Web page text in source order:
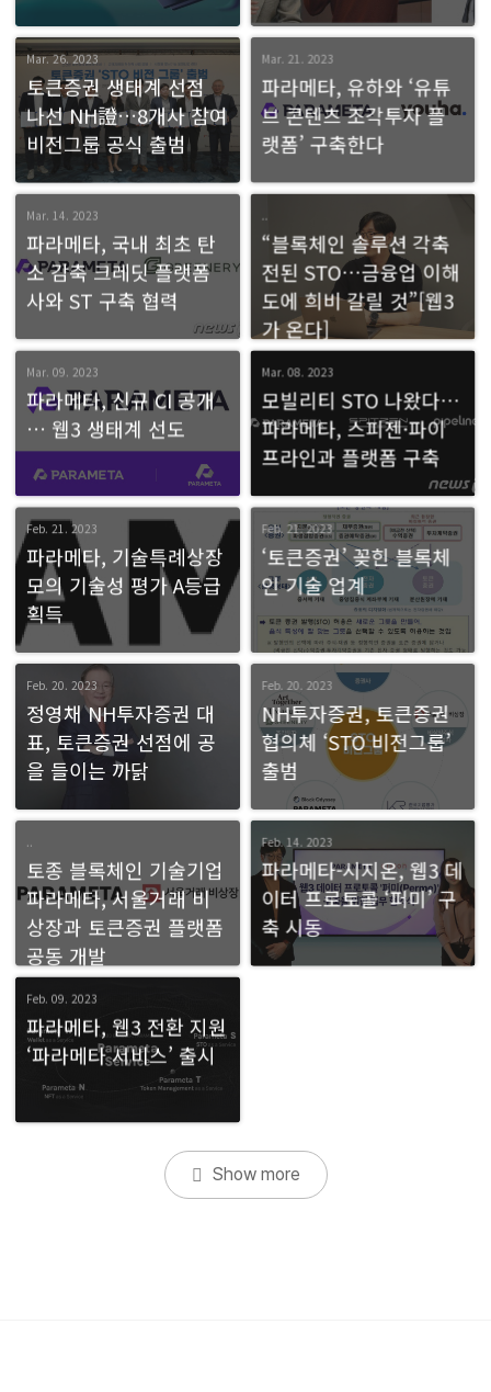
Mar. 26. 2023
토큰증권 생태계 선점
나선 NH證…8개사 참여
비전그룹 공식 출범
Mar. 21. 2023
파라메타, 유하와 ‘유튜
브 콘텐츠 조각투자 플
랫폼’ 구축한다
Mar. 14. 2023
파라메타, 국내 최초 탄
소 감축 크레딧 플랫폼
사와 ST 구축 협력
..
“블록체인 솔루션 각축
전된 STO…금융업 이해
도에 희비 갈릴 것”[웹3
가 온다]
Mar. 09. 2023
파라메타, 신규 CI 공개
… 웹3 생태계 선도
Mar. 08. 2023
모빌리티 STO 나왔다…
파라메타, 스피젠·파이
프라인과 플랫폼 구축
Feb. 21. 2023
파라메타, 기술특례상장
모의 기술성 평가 A등급
획득
Feb. 21. 2023
‘토큰증권’ 꽂힌 블록체
인 기술 업계
Feb. 20. 2023
정영채 NH투자증권 대
표, 토큰증권 선점에 공
을 들이는 까닭
Feb. 20. 2023
NH투자증권, 토큰증권
협의체 ‘STO 비전그룹’
출범
..
토종 블록체인 기술기업
파라메타, 서울거래 비
상장과 토큰증권 플랫폼
공동 개발
Feb. 14. 2023
파라메타-시지온, 웹3 데
이터 프로토콜 ‘퍼미’ 구
축 시동
Feb. 09. 2023
파라메타, 웹3 전환 지원
‘파라메타 서비스’ 출시
Show more